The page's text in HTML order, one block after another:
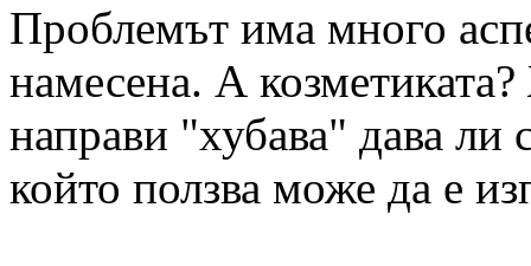
Проблемът има много
намесена. А
направи "хубава" дава ли
който ползва може да е